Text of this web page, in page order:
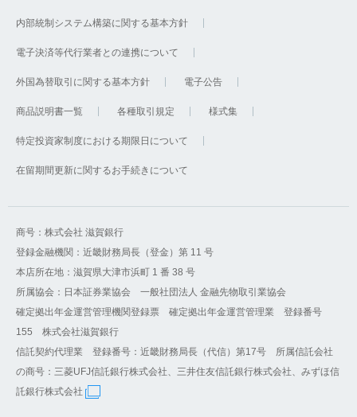
内部統制システム構築に関する基本方針
電子決済等代行業者との連携について
外国為替取引に関する基本方針 電子公告
商品説明書一覧 各種取引規定 様式集
特定投資家制度における期限日について
在留期間更新に関するお手続きについて
商号：株式会社 滋賀銀行
登録金融機関：近畿財務局長（登金）第 11 号
本店所在地：滋賀県大津市浜町 1 番 38 号
所属協会：日本証券業協会 一般社団法人 金融先物取引業協会
確定拠出年金運営管理機関登録票 確定拠出年金運営管理業 登録番号
155 株式会社滋賀銀行
信託契約代理業 登録番号：近畿財務局長（代信）第17号 所属信託会社
の商号：三菱UFJ信託銀行株式会社、三井住友信託銀行株式会社、みずほ信
託銀行株式会社